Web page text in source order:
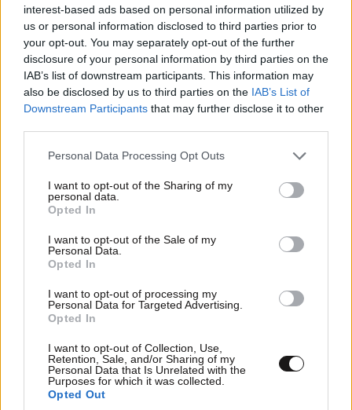
interest-based ads based on personal information utilized by
us or personal information disclosed to third parties prior to
your opt-out. You may separately opt-out of the further
disclosure of your personal information by third parties on the
IAB’s list of downstream participants. This information may
also be disclosed by us to third parties on the IAB’s List of
Downstream Participants that may further disclose it to other
Please note that this website/app uses one or more Google
not limited to your visit or usage behaviour. You may click to
grant or deny consent to Google and its third-party tags to
use your data for below specified purposes in below Google
consent section.
Personal Data Processing Opt Outs
I want to opt-out of the Sharing of my
personal data.
Opted In
I want to opt-out of the Sale of my
Personal Data.
Opted In
I want to opt-out of processing my
Personal Data for Targeted Advertising.
Opted In
I want to opt-out of Collection, Use,
Retention, Sale, and/or Sharing of my
Personal Data that Is Unrelated with the
Purposes for which it was collected.
Opted Out